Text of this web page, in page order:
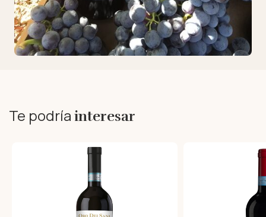
Te podría interesar